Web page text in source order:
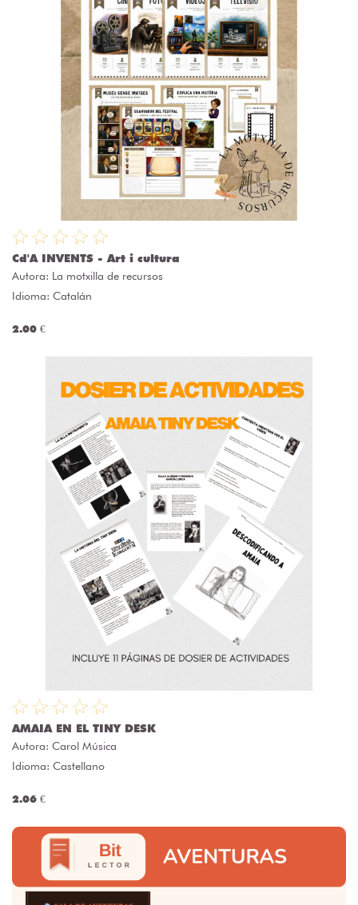
Cd'A INVENTS - Art i cultura
Autora: La motxilla de recursos
Idioma: Catalán
2.00 €
AMAIA EN EL TINY DESK
Autora: Carol Música
Idioma: Castellano
2.06 €